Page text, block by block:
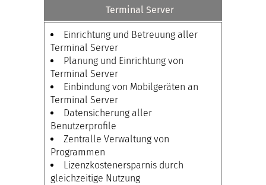
Terminal Server
Einrichtung und Betreuung aller
Terminal Server
Planung und Einrichtung von
Terminal Server
Einbindung von Mobilgeräten an
Terminal Server
Datensicherung aller
Benutzerprofile
Zentralle Verwaltung von
Programmen
Lizenzkostenersparnis durch
gleichzeitige Nutzung